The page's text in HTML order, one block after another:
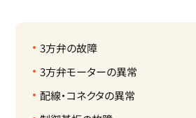
3方弁の故障
3方弁モーターの異常
配線・コネクタの異常